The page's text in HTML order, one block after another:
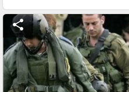
share